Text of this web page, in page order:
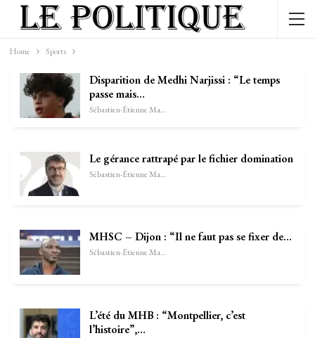
Home Sports
Disparition de Medhi Narjissi : “Le temps
passe mais…
Sébastien-Étienne Marechal
Le gérance rattrapé par le fichier domination
Sébastien-Étienne Marechal
MHSC – Dijon : “Il ne faut pas se fixer de…
Sébastien-Étienne Marechal
L’été du MHB : “Montpellier, c’est
l’histoire”,…